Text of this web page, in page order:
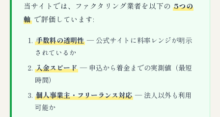
当サイトでは、ファクタリング業者を以下の5つの
軸 で評価しています:
手数料の透明性— 公式サイトに料率レンジが明示
されているか
入金スピード— 申込から着金までの実測値（最短
時間）
個人事業主・フリーランス対応— 法人以外も利用
可能か